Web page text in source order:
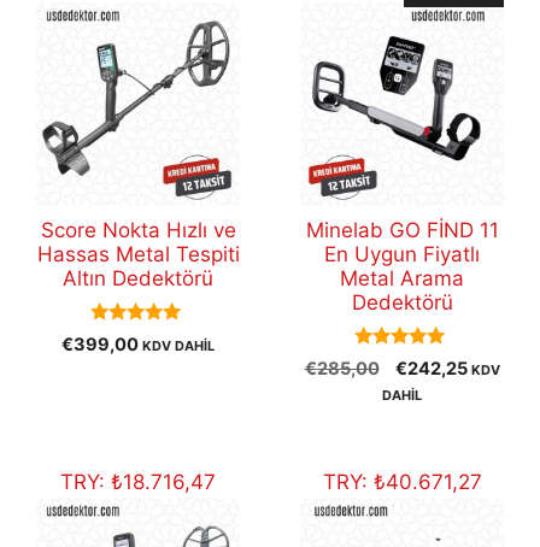
Score Nokta Hızlı ve
Hassas Metal Tespiti
Altın Dedektörü
5.00
out of 5
€399,00 KDV DAHİL
Minelab GO FİND 11
En Uygun Fiyatlı
Metal Arama
Dedektörü
5.00
out of 5
€285,00
Orijinal
fiyat:
€242,25Şu
KDV
DAHİL
TRY: ₺18.716,47 TRY: ₺40.671,27